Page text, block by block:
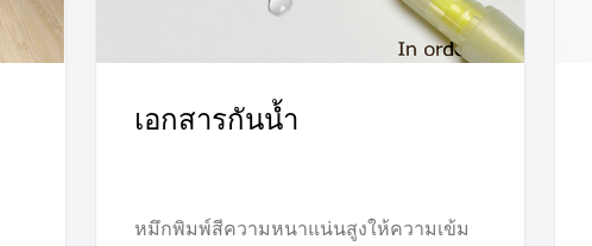
เอกสารกันน้ำ
หมึกพิมพ์สีความหนาแน่นสูงให้ความเข้ม